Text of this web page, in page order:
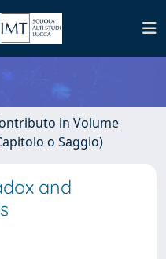
in Volume
o Saggio)
and